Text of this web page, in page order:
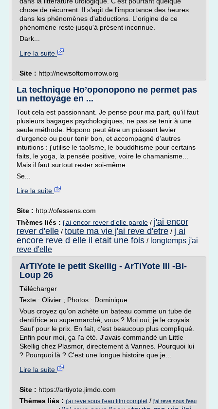
chose de récurrent. Il s'agit de l'importance des heures
dans les phénomènes d'abductions. L'origine de ce
phénomène reste jusqu'à présent inconnue.
Dark...
Lire la suite
Site : http://newsoftomorrow.org
La technique Ho’oponopono ne permet pas
un nettoyage en ...
Tout cela est passionnant. Je pense pour ma part, qu'il faut
plusieurs bagages psychologiques, ne pas se tenir à une
seule méthode. Hopono peut être un puissant levier
d'urgence ou pour tenir bon, et accompagné d'autres
intuitions : j'utilise le taoïsme, le bouddhisme pour certains
faits, le yoga, la pensée positive, voire le chamanisme...
Mais il faut surtout rester soi-même.
Se...
Lire la suite
Site : http://ofessens.com
Thèmes liés : j'ai encor rever d'elle parole / j'ai encor
rever d'elle / toute ma vie j'ai reve d'etre / j ai
encore reve d elle il etait une fois / longtemps j'ai
reve d'elle
ArTiYote le petit Skellig - ArTiYote III -Bi-
Loup 26
Télécharger
Texte : Olivier ; Photos : Dominique
Vous croyez qu'on achète un bateau comme un tube de
dentifrice au supermarché, vous ? Moi oui, je le croyais.
Sauf pour le prix. En fait, c'est beaucoup plus compliqué.
Enfin pour moi, ça l'a été. J'avais commandé un Little
Skellig chez Plasmor, directement à Vannes. Pourquoi lui
? Pourquoi là ? C'est une longue histoire que je...
Lire la suite
Site : https://artiyote.jimdo.com
Thèmes liés : j'ai reve sous l'eau film complet/ j'ai reve sous l'eau